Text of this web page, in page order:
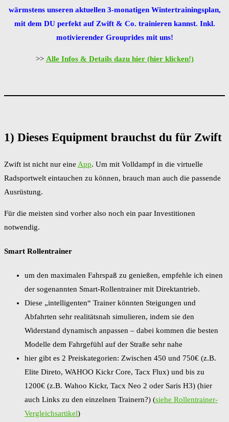
wärmstens unseren aktuellen 3-monatigen Wintertrainingsplan,
mit dem DU perfekt auf Zwift & Co. trainieren kannst. Inkl.
motivierender Grouprides mit uns!
>> Alle Infos & Details dazu hier (hier klicken!)
1) Dieses Equipment brauchst du für Zwift
Zwift ist nicht nur eine App. Um mit Volldampf in die virtuelle
Radsportwelt eintauchen zu können, brauch man auch die passende
Ausrüstung.
Für die meisten sind vorher also noch ein paar Investitionen
notwendig.
Smart Rollentrainer
um den maximalen Fahrspaß zu genießen, empfehle ich einen
der sogenannten Smart-Rollentrainer mit Direktantrieb.
Diese „intelligenten“ Trainer könnten Steigungen und
Abfahrten sehr realitätsnah simulieren, indem sie den
Widerstand dynamisch anpassen – dabei kommen die besten
Modelle dem Fahrgefühl auf der Straße sehr nahe
hier gibt es 2 Preiskategorien: Zwischen 450 und 750€ (z.B.
Elite Direto, WAHOO Kickr Core, Tacx Flux) und bis zu
1200€ (z.B. Wahoo Kickr, Tacx Neo 2 oder Saris H3) (hier
auch Links zu den einzelnen Trainern?) (siehe Rollentrainer-
Vergleichsartikel)